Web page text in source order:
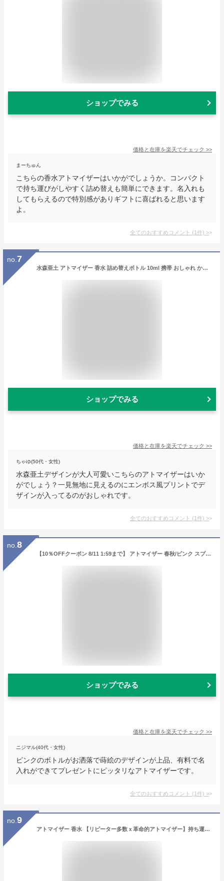
ショップでみる
価格と在庫を楽天でチェック >>
まーちゅん
こちらの香水アトマイザーはいかがでしょうか。コンパクト
で持ち運びがしやすく詰め替えも簡単にできます。名入れも
してもらえるので特別感がありギフトに喜ばれると思います
よ。
全てのおすすめコメント (1件) >
no. 7
水森亜土 アトマイザー 香水 詰め替えボトル 10ml 携帯 おしゃれ かわいい コンパクト 旅行 パフューム コロン 高級感 マット 霧噴射 簡単 キャラクター グッズ
ショップでみる
価格と在庫を楽天でチェック >>
ちゃゆ(50代・女性)
水森亜土デザインが大人可愛いこちらのアトマイザーはいか
がでしょう？一見無地に見えるのにエンボス風プリントでデ
ザインが入ってるのがおしゃれです。
全てのおすすめコメント (1件) >
no. 8
【10％OFFクーポン 8/11 1:59まで】 アトマイザー 春秋/ピンク スプレーボトル ( 名入れ有料 おしゃれ 容器 香水 持ち運び 携帯 山中漆器 結婚 出産 内祝い 引き出物 金婚式 誕生日プレゼント 還暦祝い 古希 喜寿 米寿 退職 定年 自分用 お祝い プレゼント 令和 両親 )
ショップでみる
価格と在庫を楽天でチェック >>
ニジマル(40代・女性)
ピンクのボトルがお洒落で蒔絵のデザインが上品、有料で名
入れができてプレゼントにピッタリなアトマイザーです。
全てのおすすめコメント (1件) >
no. 9
アトマイザー 香水 【リピーター多数ｘ革命的アトマイザー】持ち運び 5ml 【クイックチャージで時短ｘこぼさず詰め替え】 底部充填 香水入れ 漏れない ネームシール付き メンズ レディース